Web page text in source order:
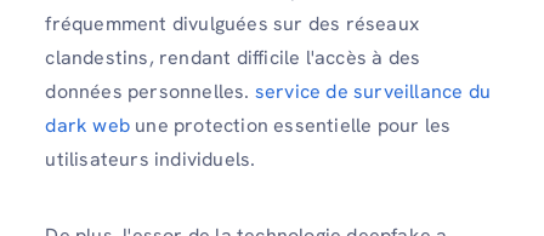
fréquemment divulguées sur des réseaux
clandestins, rendant difficile l'accès à des
données personnelles. service de surveillance du
dark web une protection essentielle pour les
utilisateurs individuels.